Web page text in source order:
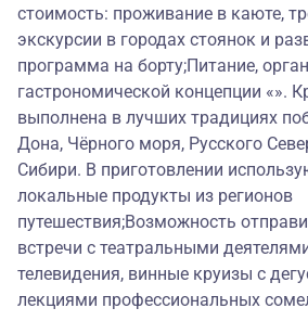
стоимость: проживание в каюте,
экскурсии в городах стоянок и
программа на борту;Питание,
гастрономической концепции «».
выполнена в лучших традициях
Дона, Чёрного моря, Русского
Сибири. В приготовлении
локальные продукты из регионов
путешествия;Возможность
встречи с театральными
телевидения, винные круизы с
лекциями профессиональных